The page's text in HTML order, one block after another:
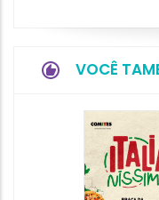
VOCÊ